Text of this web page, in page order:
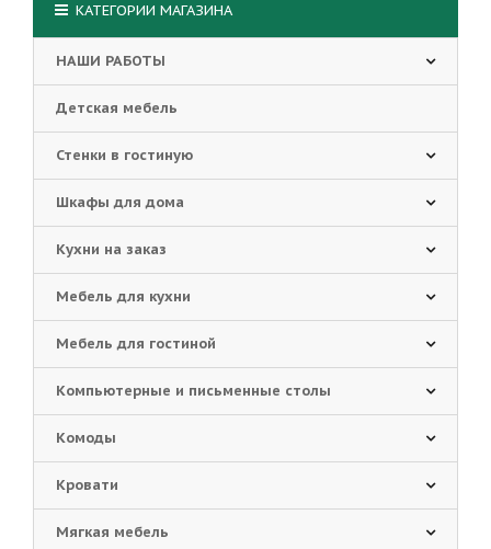
КАТЕГОРИИ МАГАЗИНА
НАШИ РАБОТЫ
Детская мебель
Стенки в гостиную
Шкафы для дома
Кухни на заказ
Мебель для кухни
Мебель для гостиной
Компьютерные и письменные столы
Комоды
Кровати
Мягкая мебель